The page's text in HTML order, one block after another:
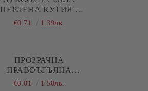
ПЕРЛЕНА КУТИЯ -
5,00 Х 5,00 Х 1,50 СМ
€0.71 1.39лв.
ПРОЗРАЧНА
ПРАВОЪГЪЛНА
АКРИЛНА КУТИЯ С
€0.81 1.58лв.